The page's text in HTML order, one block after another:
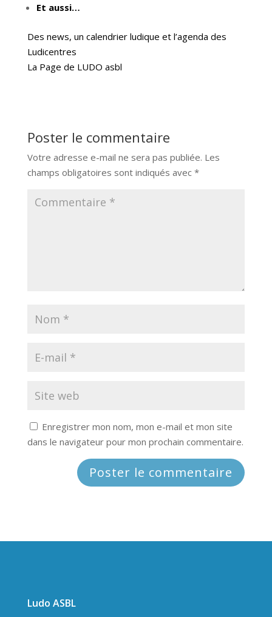
Et aussi…
Des news, un calendrier ludique et l’agenda des
Ludicentres
La Page de LUDO asbl
Poster le commentaire
Votre adresse e-mail ne sera pas publiée. Les
champs obligatoires sont indiqués avec *
Enregistrer mon nom, mon e-mail et mon site
dans le navigateur pour mon prochain commentaire.
Ludo ASBL